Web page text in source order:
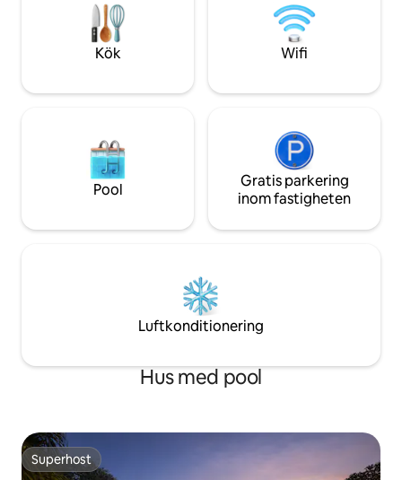
dygnet runt ✦
Thanh Market
Street ✦ Ingen
Saigons bästa
Kök Wifi
Pool
Gratis parkering
inom fastigheten
Luftkonditionering
Hus med pool
Superhost
Superhost